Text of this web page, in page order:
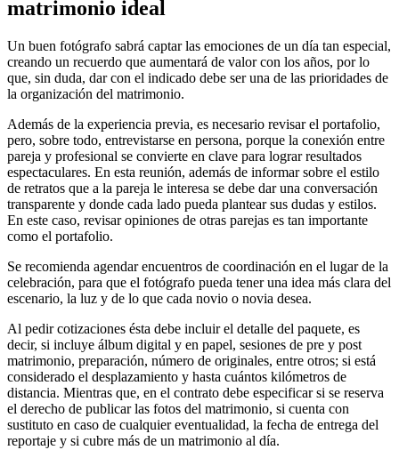
matrimonio ideal
Un buen fotógrafo sabrá captar las emociones de un día tan especial,
creando un recuerdo que aumentará de valor con los años, por lo
que, sin duda, dar con el indicado debe ser una de las prioridades de
la organización del matrimonio.
Además de la experiencia previa, es necesario revisar el portafolio,
pero, sobre todo, entrevistarse en persona, porque la conexión entre
pareja y profesional se convierte en clave para lograr resultados
espectaculares. En esta reunión, además de informar sobre el estilo
de retratos que a la pareja le interesa se debe dar una conversación
transparente y donde cada lado pueda plantear sus dudas y estilos.
En este caso, revisar opiniones de otras parejas es tan importante
como el portafolio.
Se recomienda agendar encuentros de coordinación en el lugar de la
celebración, para que el fotógrafo pueda tener una idea más clara del
escenario, la luz y de lo que cada novio o novia desea.
Al pedir cotizaciones ésta debe incluir el detalle del paquete, es
decir, si incluye álbum digital y en papel, sesiones de pre y post
matrimonio, preparación, número de originales, entre otros; si está
considerado el desplazamiento y hasta cuántos kilómetros de
distancia. Mientras que, en el contrato debe especificar si se reserva
el derecho de publicar las fotos del matrimonio, si cuenta con
sustituto en caso de cualquier eventualidad, la fecha de entrega del
reportaje y si cubre más de un matrimonio al día.